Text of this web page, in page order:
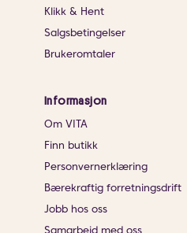
Klikk & Hent
Salgsbetingelser
Brukeromtaler
Informasjon
Om VITA
Finn butikk
Personvernerklæring
Bærekraftig forretningsdrift
Jobb hos oss
Samarbeid med oss